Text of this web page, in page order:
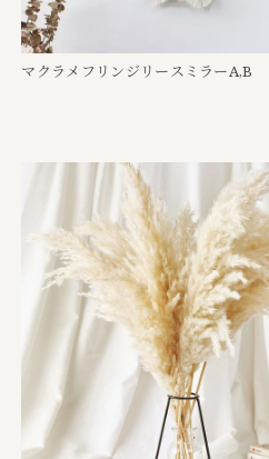
マクラメフリンジリースミラーA,B